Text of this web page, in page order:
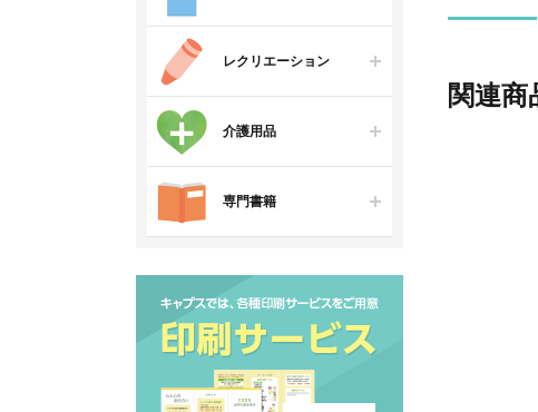
レクリエーション
介護用品
専門書籍
関連商